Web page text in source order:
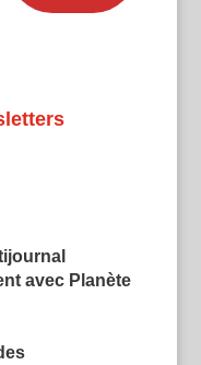
avec Planète